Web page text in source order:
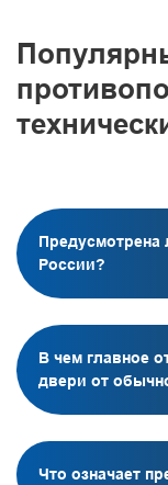
Предусмотрена
России?
В чем главное
двери от
Что означает